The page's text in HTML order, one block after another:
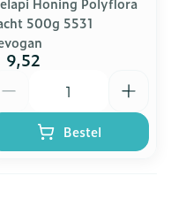
500g 5531
9,52
Bestel